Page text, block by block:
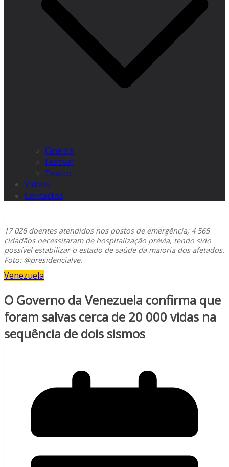
Cinema
Festival
Teatro
Videos
Contactos
17 026 doentes atendidos nos postos de emergência; 4 565
cidadãos necessitaram de hospitalização prévia, tendo sido
possível estabilizar o estado de saúde da maioria dos afetados.
Foto: @presidencialve.
Venezuela
O Governo da Venezuela confirma que
foram salvas cerca de 20 000 vidas na
sequência de dois sismos